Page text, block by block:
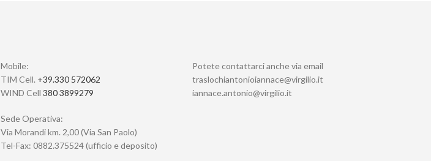
Mobile:
TIM Cell. +39.330 572062
WIND Cell 380 3899279
Sede Operativa:
Via Morandi km. 2,00 (Via San Paolo)
Tel-Fax: 0882.375524 (ufficio e deposito)
Potete contattarci anche via email
traslochiantonioiannace@virgilio.it
iannace.antonio@virgilio.it